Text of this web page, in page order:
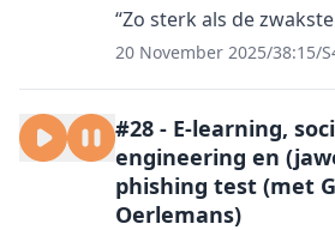
“Zo sterk als de zwakste
20 November 2025/38:15/
#28 - E-learning,
engineering en
phishing test (met
Oerlemans)